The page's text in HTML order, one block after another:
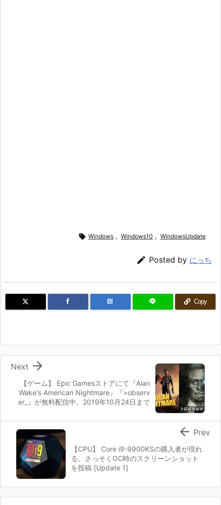
 Windows , Windows10 , WindowsUpdate
 Posted by にっち
B! Copy
【ゲーム】 Epic Gamesストアにて『Alan
Wake's American Nightmare』『>observ
er_』が無料配信中。2019年10月24日まで

Next
【CPU】 Core i9-9900KSの購入者が現れ
る。さっそくOC時のスクリーンショット
を投稿 [Update 1]
 Prev